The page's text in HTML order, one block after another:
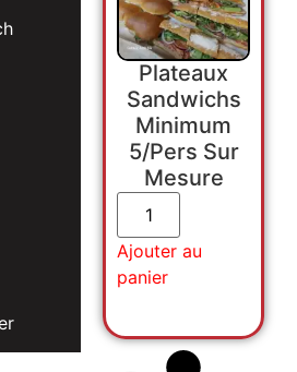
Plateaux
Sandwichs
Minimum
5/Pers Sur
Mesure
Ajouter au
panier